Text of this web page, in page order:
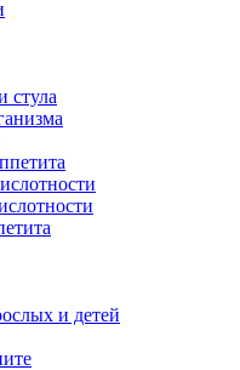
стула
и детей